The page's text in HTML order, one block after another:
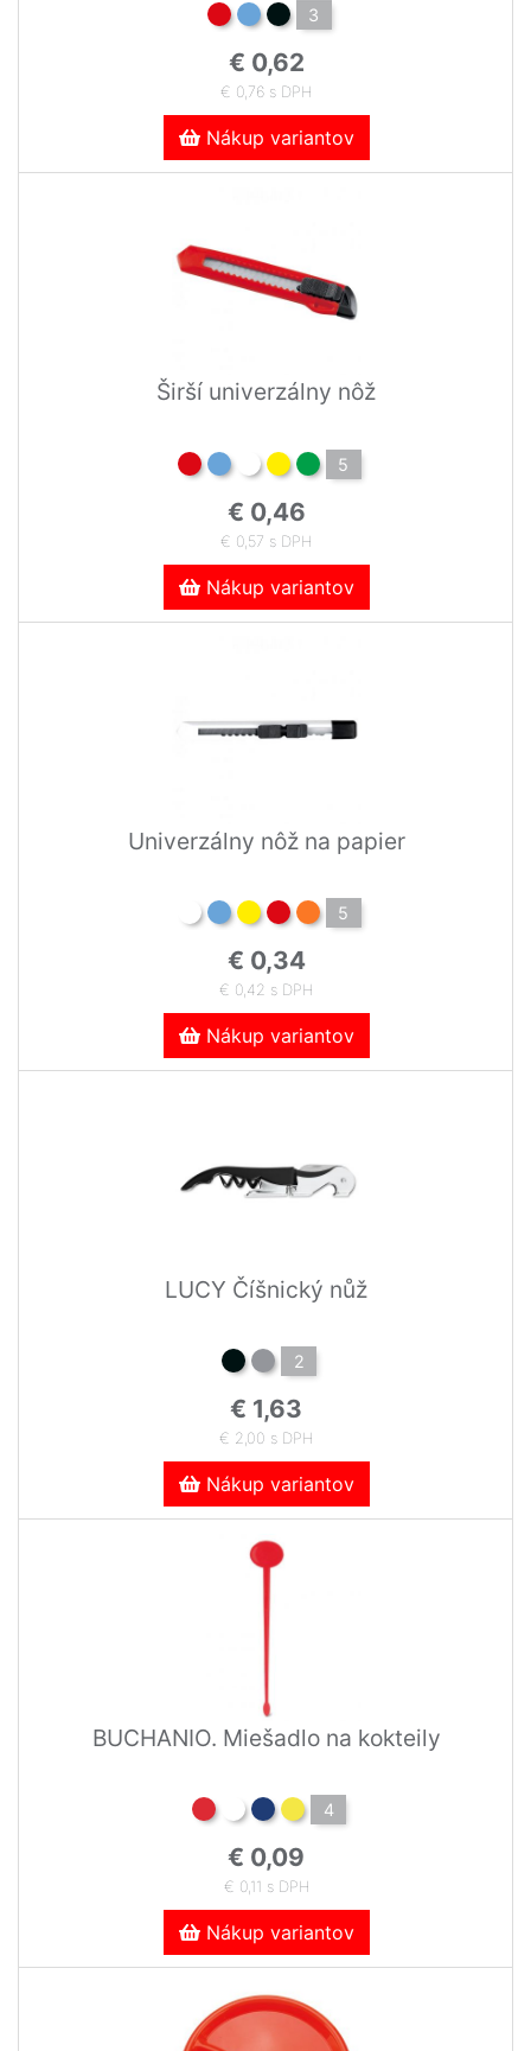
3
€ 0,62
€ 0,76 s DPH
Nákup variantov
Širší univerzálny nôž
5
€ 0,46
€ 0,57 s DPH
Nákup variantov
Univerzálny nôž na papier
5
€ 0,34
€ 0,42 s DPH
Nákup variantov
LUCY Číšnický nůž
2
€ 1,63
€ 2,00 s DPH
Nákup variantov
BUCHANIO. Miešadlo na kokteily
4
€ 0,09
€ 0,11 s DPH
Nákup variantov